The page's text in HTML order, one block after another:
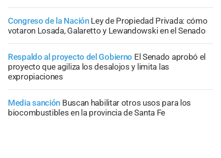
Congreso de la Nación Ley de Propiedad Privada: cómo
votaron Losada, Galaretto y Lewandowski en el Senado
Respaldo al proyecto del Gobierno El Senado aprobó el
proyecto que agiliza los desalojos y limita las
expropiaciones
Media sanción Buscan habilitar otros usos para los
biocombustibles en la provincia de Santa Fe